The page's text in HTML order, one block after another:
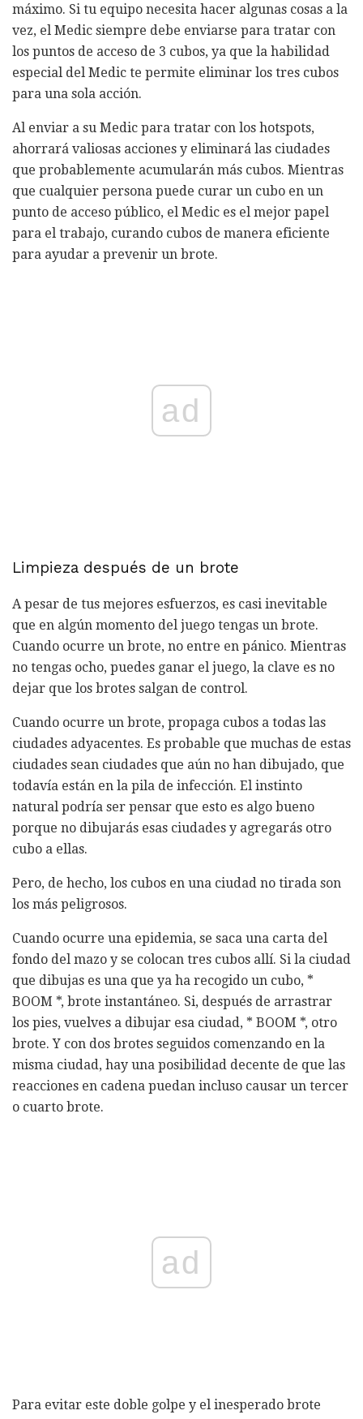
máximo. Si tu equipo necesita hacer algunas cosas a la
vez, el Medic siempre debe enviarse para tratar con
los puntos de acceso de 3 cubos, ya que la habilidad
especial del Medic te permite eliminar los tres cubos
para una sola acción.
Al enviar a su Medic para tratar con los hotspots,
ahorrará valiosas acciones y eliminará las ciudades
que probablemente acumularán más cubos. Mientras
que cualquier persona puede curar un cubo en un
punto de acceso público, el Medic es el mejor papel
para el trabajo, curando cubos de manera eficiente
para ayudar a prevenir un brote.
ad
Limpieza después de un brote
A pesar de tus mejores esfuerzos, es casi inevitable
que en algún momento del juego tengas un brote.
Cuando ocurre un brote, no entre en pánico. Mientras
no tengas ocho, puedes ganar el juego, la clave es no
dejar que los brotes salgan de control.
Cuando ocurre un brote, propaga cubos a todas las
ciudades adyacentes. Es probable que muchas de estas
ciudades sean ciudades que aún no han dibujado, que
todavía están en la pila de infección. El instinto
natural podría ser pensar que esto es algo bueno
porque no dibujarás esas ciudades y agregarás otro
cubo a ellas.
Pero, de hecho, los cubos en una ciudad no tirada son
los más peligrosos.
Cuando ocurre una epidemia, se saca una carta del
fondo del mazo y se colocan tres cubos allí. Si la ciudad
que dibujas es una que ya ha recogido un cubo, *
BOOM *, brote instantáneo. Si, después de arrastrar
los pies, vuelves a dibujar esa ciudad, * BOOM *, otro
brote. Y con dos brotes seguidos comenzando en la
misma ciudad, hay una posibilidad decente de que las
reacciones en cadena puedan incluso causar un tercer
o cuarto brote.
ad
Para evitar este doble golpe y el inesperado brote